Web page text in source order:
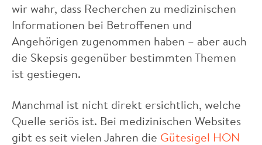
wir wahr, dass Recherchen zu medizinischen
Informationen bei Betroffenen und
Angehörigen zugenommen haben – aber auch
die Skepsis gegenüber bestimmten Themen
ist gestiegen.
Manchmal ist nicht direkt ersichtlich, welche
Quelle seriös ist. Bei medizinischen Websites
gibt es seit vielen Jahren die Gütesigel HON